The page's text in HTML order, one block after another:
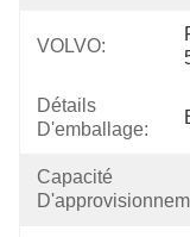
VOLVO:
Détails
D'emballage:
Capacité